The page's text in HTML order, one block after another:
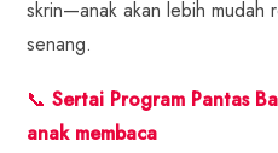
skrin—anak akan lebih mudah
senang.
📞 Sertai Program Pantas
anak membaca